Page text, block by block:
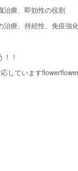
治療、即効性の役割
治療、持続性、免疫強
！
しています